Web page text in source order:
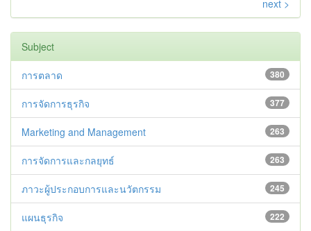
next >
Subject
380
การตลาด
377
การจัดการธุรกิจ
263
Marketing and Management
263
การจัดการและกลยุทธ์
245
ภาวะผู้ประกอบการและนวัตกรรม
222
แผนธุรกิจ